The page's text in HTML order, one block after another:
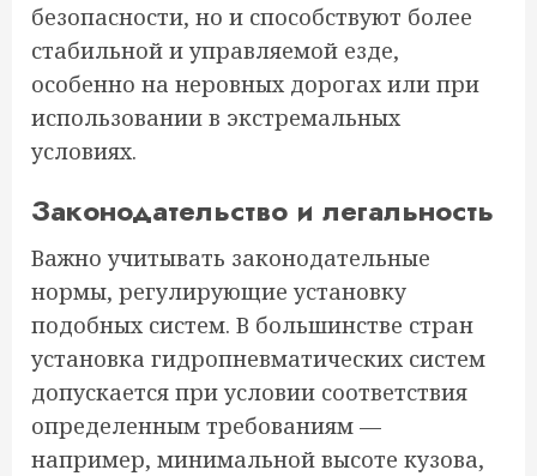
безопасности, но и способствуют более
стабильной и управляемой езде,
особенно на неровных дорогах или при
использовании в экстремальных
условиях.
Законодательство и легальность
Важно учитывать законодательные
нормы, регулирующие установку
подобных систем. В большинстве стран
установка гидропневматических систем
допускается при условии соответствия
определенным требованиям —
например, минимальной высоте кузова,